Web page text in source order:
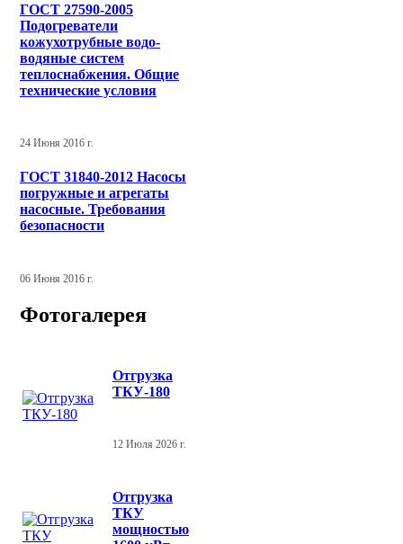
ГОСТ 27590-2005
Подогреватели
кожухотрубные водо-
водяные систем
теплоснабжения. Общие
технические условия
24 Июня 2016 г.
ГОСТ 31840-2012 Насосы
погружные и агрегаты
насосные. Требования
безопасности
06 Июня 2016 г.
Фотогалерея
Отгрузка
ТКУ-180
12 Июля 2026 г.
Отгрузка
ТКУ
мощностью